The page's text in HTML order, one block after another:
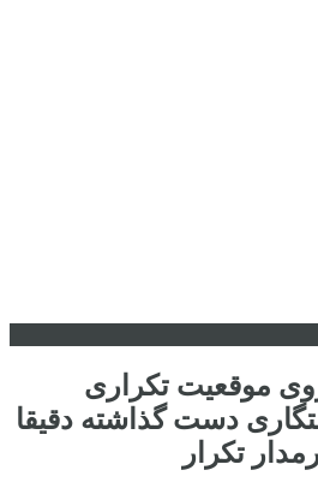
موقعیت تکراری
دست گذاشته دقیقا